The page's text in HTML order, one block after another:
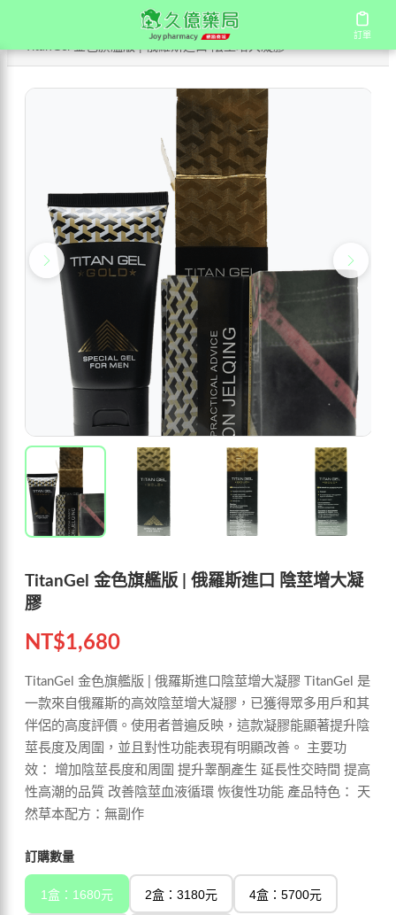
訂單
訂單
陰莖增大系列 /
TitanGel 金色旗艦版 | 俄羅斯進口 陰莖增大凝膠
TitanGel 金色旗艦版 | 俄羅斯進口 陰莖增大凝
膠
NT$1,680
TitanGel 金色旗艦版 | 俄羅斯進口陰莖增大凝膠 TitanGel 是
一款來自俄羅斯的高效陰莖增大凝膠，已獲得眾多用戶和其
伴侶的高度評價。使用者普遍反映，這款凝膠能顯著提升陰
莖長度及周圍，並且對性功能表現有明顯改善。 主要功
效： 增加陰莖長度和周圍 提升睾酮產生 延長性交時間 提高
性高潮的品質 改善陰莖血液循環 恢復性功能 產品特色： 天
然草本配方：無副作
訂購數量
1盒：1680元 2盒：3180元 4盒：5700元